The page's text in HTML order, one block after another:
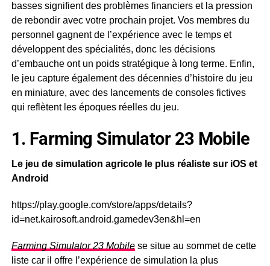
basses signifient des problèmes financiers et la pression
de rebondir avec votre prochain projet. Vos membres du
personnel gagnent de l’expérience avec le temps et
développent des spécialités, donc les décisions
d’embauche ont un poids stratégique à long terme. Enfin,
le jeu capture également des décennies d’histoire du jeu
en miniature, avec des lancements de consoles fictives
qui reflètent les époques réelles du jeu.
1. Farming Simulator 23 Mobile
Le jeu de simulation agricole le plus réaliste sur iOS et
Android
https://play.google.com/store/apps/details?
id=net.kairosoft.android.gamedev3en&hl=en
Farming Simulator 23 Mobilese situe au sommet de cette
liste car il offre l’expérience de simulation la plus